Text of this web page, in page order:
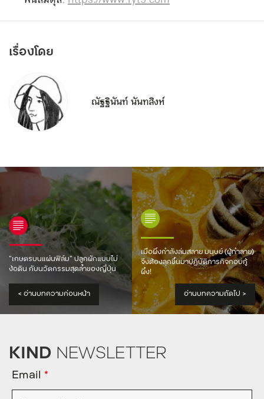
เรื่องโดย
ณัฐฐินันท์ นันทสิงห์
“เกษตรบนแผ่นฟิล์ม” ปลูกผักแบบไม่
ง้อดิน กับนวัตกรรมสุดล้ำของญี่ปุ่น
< อ่านบทความก่อนหน้า
เมื่อผึ้งกำลังล่มสลาย มนุษย์ (ผู้ทำลาย)
จึงต้องลุกขึ้นมาปฏิบัติภารกิจกอบกู้
ผึ้ง!
อ่านบทความถัดไป >
KIND NEWSLETTER
Email *